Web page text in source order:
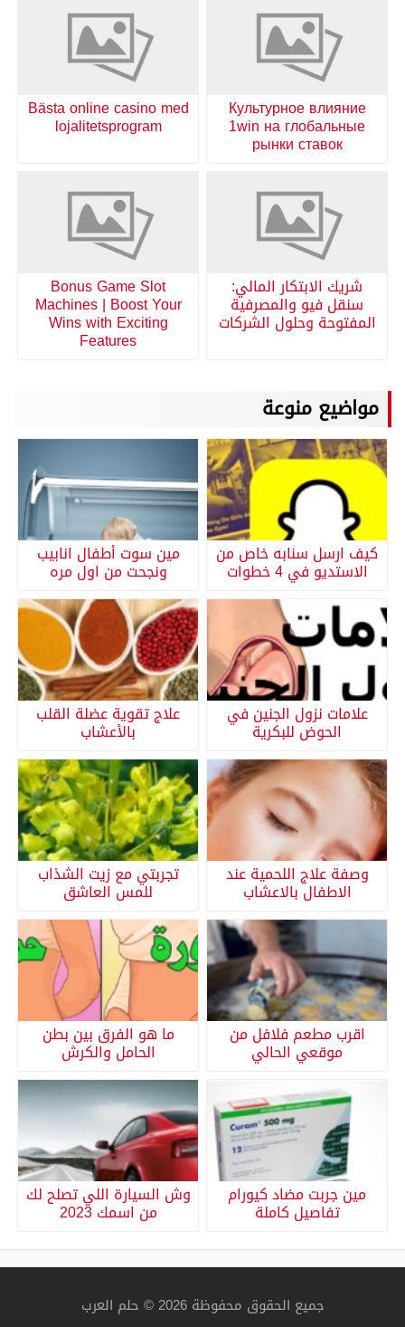
Культурное влияние
1win на глобальные
рынки ставок
Bästa online casino med
lojalitetsprogram
شريك الابتكار المالي:
سنقل فيو والمصرفية
المفتوحة وحلول الشركات
Bonus Game Slot
Machines | Boost Your
Wins with Exciting
Features
مواضيع منوعة
كيف ارسل سنابه خاص من
الاستديو في 4 خطوات
مين سوت أطفال انابيب
ونجحت من اول مره
علامات نزول الجنين في
الحوض للبكرية
علاج تقوية عضلة القلب
بالأعشاب
وصفة علاج اللحمية عند
الاطفال بالاعشاب
تجربتي مع زيت الشذاب
للمس العاشق
اقرب مطعم فلافل من
موقعي الحالي
ما هو الفرق بين بطن
الحامل والكرش
مين جربت مضاد كيورام
تفاصيل كاملة
وش السيارة اللي تصلح لك
من اسمك 2023
جميع الحقوق محفوظة 2026 © حلم العرب